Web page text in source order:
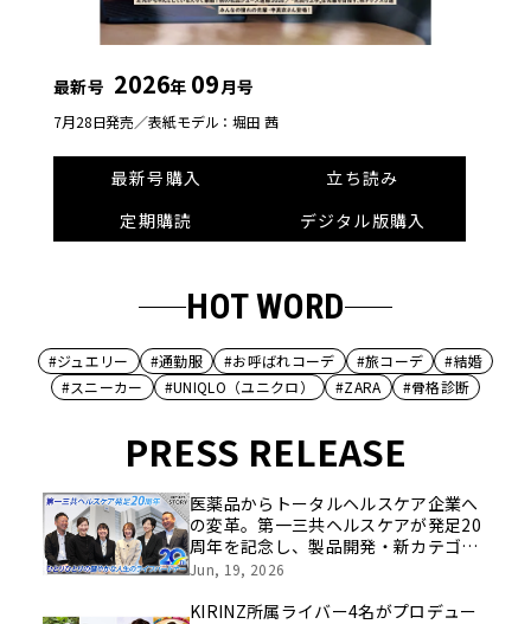
最新号 2026年 09月号
7月28日発売／表紙モデル：堀田 茜
最新号購入
立ち読み
定期購読
デジタル版購入
HOT WORD
#ジュエリー #通勤服 #お呼ばれコーデ #旅コーデ
#結婚
#スニーカー
#UNIQLO（ユニクロ） #ZARA #骨格診断
PRESS RELEASE
医薬品からトータルヘルスケア企業へ
の変革。第一三共ヘルスケアが発足20
周年を記念し、製品開発・新カテゴリ
挑戦の舞台や旧社統合時のエピソード
像を公開！
Jun, 19, 2026
KIRINZ所属ライバー4名がプロデュー